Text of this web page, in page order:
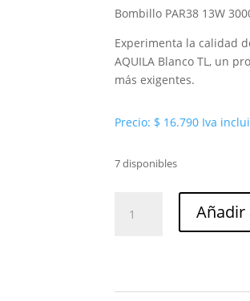
Bombillo PAR38 13W
Experimenta la calidad
AQUILA Blanco TL, un
más exigentes.
Precio: $ 16.790 Iva
7 disponibles
PAR38
25H
Añadir